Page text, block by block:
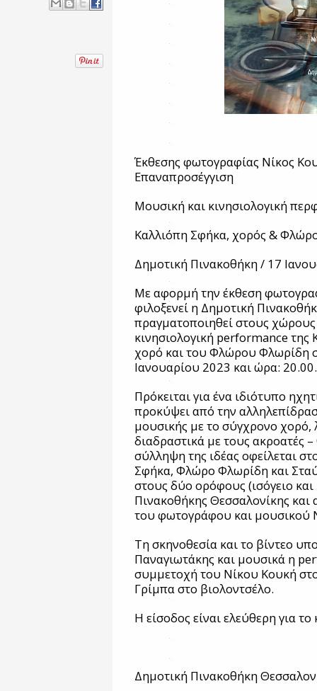
Έκθεσης φωτογραφίας Νίκος
Επαναπροσέγγιση
Μουσική και κινησιολογική
Καλλιόπη Σφήκα, χορός &
Δημοτική Πινακοθήκη / 17
Με αφορμή την έκθεση
φιλοξενεί η Δημοτική
πραγματοποιηθεί στους
κινησιολογική performance
χορό και του Φλώρου Φλωρίδη
Ιανουαρίου 2023 και ώρα: 20.00.
Πρόκειται για ένα ιδιότυπο
προκύψει από την
μουσικής με το σύγχρονο χορό,
διαδραστικά με τους ακροατές
σύλληψη της ιδέας οφείλεται
Σφήκα, Φλώρο Φλωρίδη και
στους δύο ορόφους (ισόγειο
Πινακοθήκης Θεσσαλονίκης και
του φωτογράφου και μουσικού
Τη σκηνοθεσία και το βίντεο
Παναγιωτάκης και μουσικά η
συμμετοχή του Νίκου Κουκή
Γρίμπα στο βιολοντσέλο.
Η είσοδος είναι ελεύθερη για το
Δημοτική Πινακοθήκη